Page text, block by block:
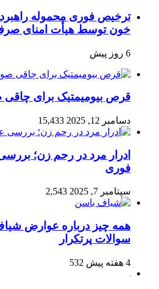
ترخیص فوری محموله راهبردی
خون توسط هیأت امنای
قرص بیومیمتیک برای
دسامبر 12, 2025 15,433
ادرار مرد در رحم زن؛
فوری
سپتامبر 7, 2025 2,543
همه چیز درباره عوارض
سوالات پرتکرار
532